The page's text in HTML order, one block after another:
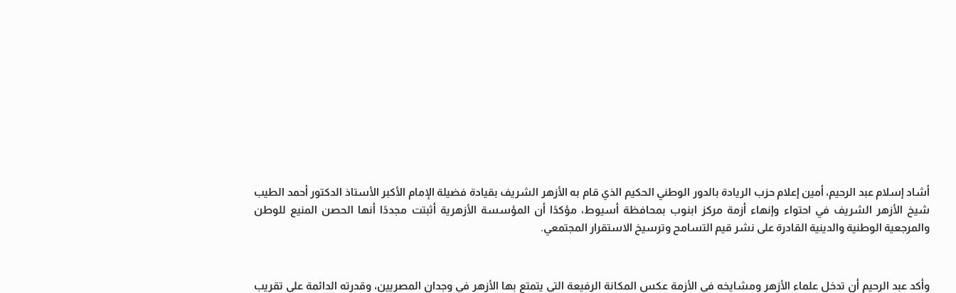
أشاد إسلام عبد الرحيم، أمين إعلام حزب الريادة بالدور الوطني الحكيم الذي قام به الأزهر الشريف بقيادة فضيلة الإمام الأكبر الأستاذ الدكتور أحمد الطيب
شيخ الأزهر الشريف في احتواء وإنهاء أزمة مركز ابنوب بمحافظة أسيوط، مؤكدًا أن المؤسسة الأزهرية أثبتت مجددًا أنها الحصن المنيع للوطن
والمرجعية الوطنية والدينية القادرة على نشر قيم التسامح وترسيخ الاستقرار المجتمعي.
وأكد عبد الرحيم أن تدخل علماء الأزهر ومشايخه في الأزمة عكس المكانة الرفيعة التي يتمتع بها الأزهر في وجدان المصريين، وقدرته الدائمة على تقريب